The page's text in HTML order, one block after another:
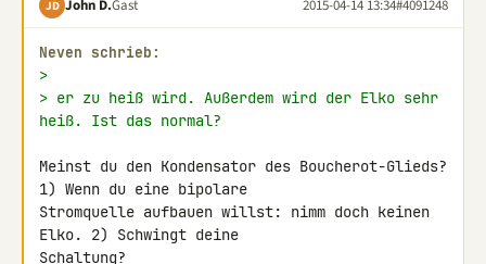
JD John D.Gast 2015-04-14 13:34#4091248
Neven schrieb:
>
> er zu heiß wird. Außerdem wird der Elko sehr
heiß. Ist das normal?
Meinst du den Kondensator des Boucherot-Glieds?
1) Wenn du eine bipolare
Stromquelle aufbauen willst: nimm doch keinen
Elko. 2) Schwingt deine
Schaltung?